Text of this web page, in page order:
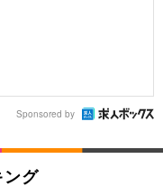
Sponsored by
ング